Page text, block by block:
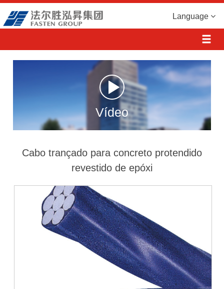
Language
Vídeo
Cabo trançado para concreto protendido
revestido de epóxi